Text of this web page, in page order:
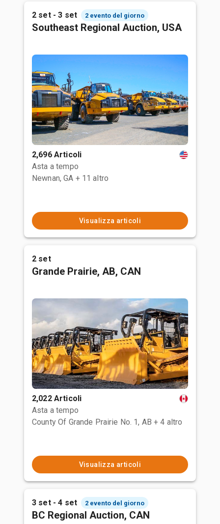
2 set - 3 set 2 evento del giorno
Southeast Regional Auction, USA
2,696 Articoli
Asta a tempo
Newnan, GA + 11 altro
Visualizza articoli
2 set
Grande Prairie, AB, CAN
2,022 Articoli
Asta a tempo
County Of Grande Prairie No. 1, AB + 4 altro
Visualizza articoli
3 set - 4 set 2 evento del giorno
BC Regional Auction, CAN